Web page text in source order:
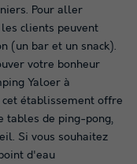
Pour aller
clients peuvent
(un bar et un snack).
votre bonheur
Yaloer à
établissement offre
tables de ping-pong,
Si vous souhaitez
d'eau